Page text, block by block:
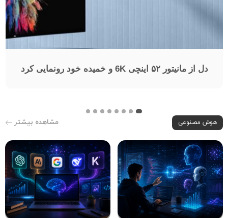
دل از مانیتور ۵۲ اینچی 6K و خمیده خود رونمایی کرد
هوش مصنوعی مشاهده بیشتر